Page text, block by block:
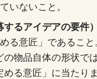
いないこと。
するアイデアの要件
る意匠」であること
物品自体の形状で
める意匠」に当たり